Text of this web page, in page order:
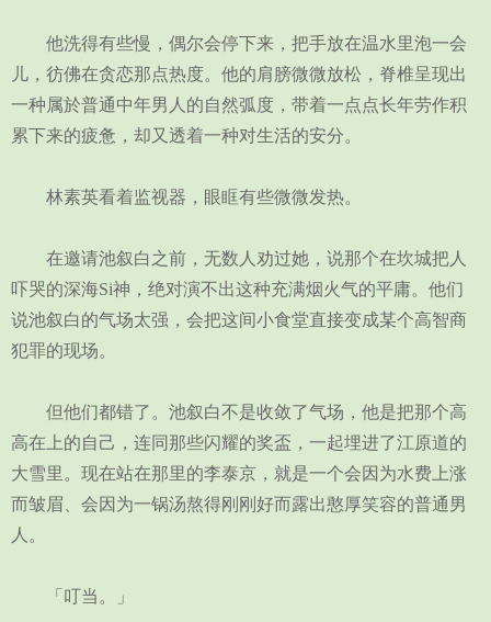
他洗得有些慢，偶尔会停下来，把手放在温水里泡一会
儿，彷佛在贪恋那点热度。他的肩膀微微放松，脊椎呈现出
一种属於普通中年男人的自然弧度，带着一点点长年劳作积
累下来的疲惫，却又透着一种对生活的安分。
林素英看着监视器，眼眶有些微微发热。
在邀请池叙白之前，无数人劝过她，说那个在坎城把人
吓哭的深海Si神，绝对演不出这种充满烟火气的平庸。他们
说池叙白的气场太强，会把这间小食堂直接变成某个高智商
犯罪的现场。
但他们都错了。池叙白不是收敛了气场，他是把那个高
高在上的自己，连同那些闪耀的奖盃，一起埋进了江原道的
大雪里。现在站在那里的李泰京，就是一个会因为水费上涨
而皱眉、会因为一锅汤熬得刚刚好而露出憨厚笑容的普通男
人。
「叮当。」